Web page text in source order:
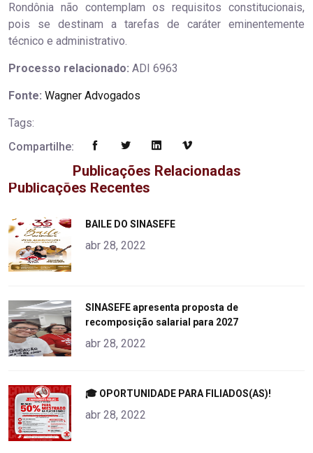
Rondônia não contemplam os requisitos constitucionais,
pois se destinam a tarefas de caráter eminentemente
técnico e administrativo.
Processo relacionado: ADI 6963
Fonte: Wagner Advogados
Tags:
Compartilhe:
Publicações Relacionadas
Publicações Recentes
alt="product">
BAILE DO SINASEFE
abr 28, 2022
alt="product">
SINASEFE apresenta proposta de
recomposição salarial para 2027
abr 28, 2022
alt="product">
🎓 OPORTUNIDADE PARA FILIADOS(AS)!
abr 28, 2022